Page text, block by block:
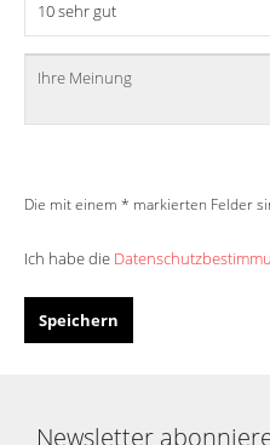
Die mit einem * markierten Felder
Ich habe die
Speichern
Newsletter